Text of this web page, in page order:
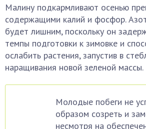
Малину подкармливают осенью
содержащими калий и фосфор.
будет лишним, поскольку он
темпы подготовки к зимовке и
ослабить растения, запустив в
наращивания новой зеленой массы.
Молодые побеги не
образом созреть и
несмотря на